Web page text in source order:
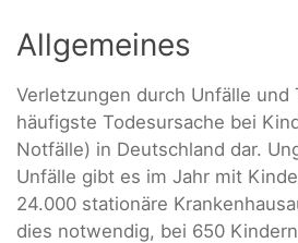
Allgemeines
Verletzungen durch Unfälle und
häufigste Todesursache bei
Notfälle) in Deutschland dar.
Unfälle gibt es im Jahr mit
24.000 stationäre
dies notwendig, bei 650